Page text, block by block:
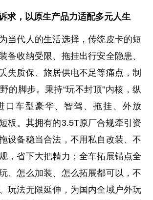
求，以原生产品力适配多元人生
当代人的生活选择，传统皮卡的短
备收纳受限、拖挂出行安全隐患、
失质保、旅居供电不足等痛点，制
的脚步。秉持“玩不封顶”内核，纵
口车型豪华、智驾、拖挂、外放
板。其拥有的3.5T原厂合规牵引资
设备稳当合法，不用私自改装、不
，省下大把精力；全车拓展锚点全
、怎么加装、怎么拓展都可以，不
玩法无限延伸，为国内全域户外玩